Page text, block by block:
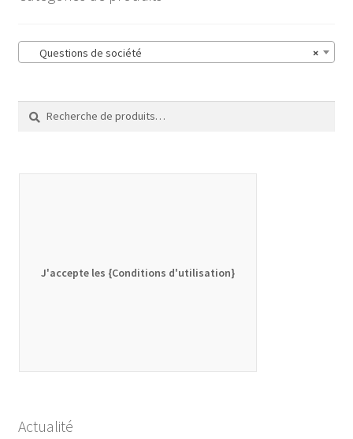
×
Questions de société
pour :
J'accepte les {Conditions d'utilisation}
Actualité